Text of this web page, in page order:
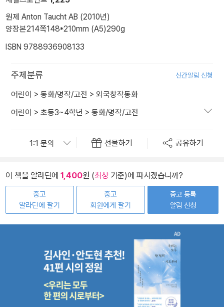
원제 Anton Taucht AB (2010년)
양장본214쪽148*210mm (A5)290g
ISBN 9788936908133
주제분류 신간알림 신청
어린이 > 동화/명작/고전 > 외국창작동화
어린이 > 초등3~4학년 > 동화/명작/고전
선물하기 공유하기
이 책을 알라딘에 1,400원 (최상기준)에 파시겠습니까?
중고
알라딘에 팔기
중고
회원에게 팔기
중고 등록
알림 신청